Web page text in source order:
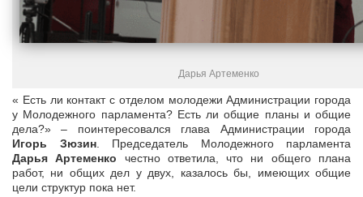
Дарья Артеменко
« Есть ли контакт с отделом молодежи Администрации города
у Молодежного парламента? Есть ли общие планы и общие
дела?» – поинтересовался глава Администрации города
Игорь Зюзин. Председатель Молодежного парламента
Дарья Артеменко честно ответила, что ни общего плана
работ, ни общих дел у двух, казалось бы, имеющих общие
цели структур пока нет.